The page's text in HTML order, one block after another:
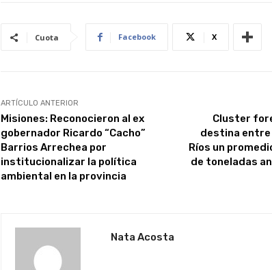
Cuota Facebook X
ARTÍCULO ANTERIOR
Misiones: Reconocieron al ex
gobernador Ricardo “Cacho”
Barrios Arrechea por
institucionalizar la política
ambiental en la provincia
Cluster
destina entre
Ríos un
de toneladas
Nata Acosta